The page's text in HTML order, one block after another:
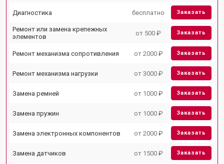
Диагностика бесплатно Заказать
Ремонт или замена крепежных
элементов
от 500 ₽ Заказать
Ремонт механизма сопротивления от 2000 ₽ Заказать
Ремонт механизма нагрузки от 3000 ₽ Заказать
Замена ремней от 1000 ₽ Заказать
Замена пружин от 1000 ₽ Заказать
Замена электронных компонентов от 2000 ₽ Заказать
Замена датчиков от 1500 ₽ Заказать